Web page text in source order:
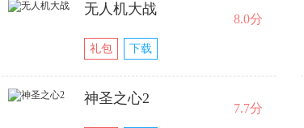
无人机大战
礼包 下载
8.0分
神圣之心2
7.7分